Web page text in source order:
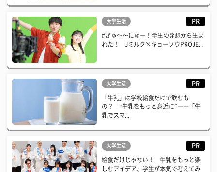
大学生活 PR
#ぎゅ〜〜にゅー！学生の発想から生ま
れた！ Jミルク×キョーソウPROJE...
大学生活 PR
「牛乳」は学校給食だけで飲むも
の？ “牛乳をもっと身近に”――「牛
乳でスマ...
大学生活 PR
給食だけじゃない！ 牛乳をもっと楽
しむアイデア、学生が本気で考えてみ